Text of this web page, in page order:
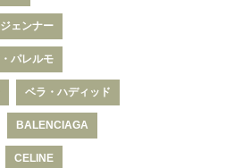
ェンナー
パレルモ
ベラ・ハディッド
BALENCIAGA
CELINE